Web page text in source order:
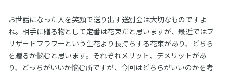
お世話になった人を笑顔で送り出す送別会は大切なものですよ
ね。相手に贈る物として定番は花束だと思いますが、最近ではブ
リザードフラワーという生花より長持ちする花束があり、どちら
を贈るか悩むと思います。それぞれメリット、デメリットがあ
り、どっちがいいか悩む所ですが、今回はどちらがいいのかを考